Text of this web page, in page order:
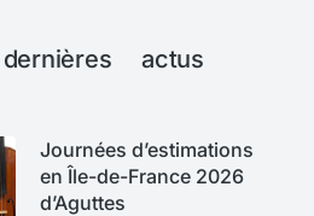
actus
Journées d’estimations
en Île-de-France 2026
d’Aguttes